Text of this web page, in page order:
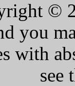
©
you
with
see